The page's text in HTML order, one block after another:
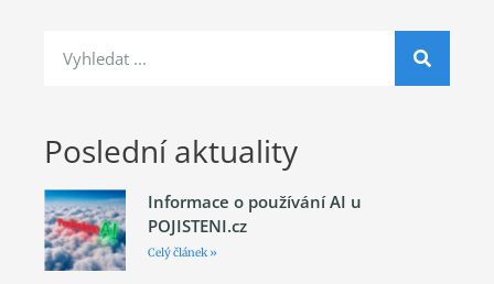
Poslední aktuality
Informace o používání AI u
POJISTENI.cz
Celý článek »